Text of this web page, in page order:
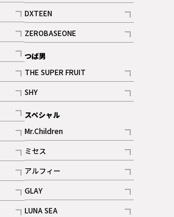
記事
ギャラリー
DXTEEN
記事
ギャラリー
ZEROBASEONE
記事
つば男
THE SUPER FRUIT
記事
SHY
記事
スペシャル
Mr.Children
記事
ミセス
記事
アルフィー
記事
GLAY
記事
LUNA SEA